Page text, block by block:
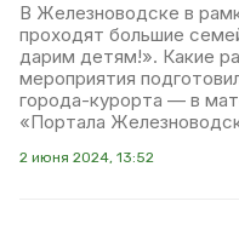
В Железноводске в
проходят большие
дарим детям!». Какие
мероприятия
города-курорта — в
«Портала
2 июня 2024, 13:52